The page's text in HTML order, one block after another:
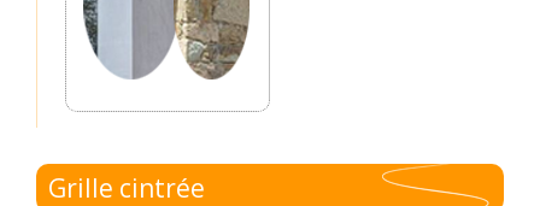
Grille cintrée